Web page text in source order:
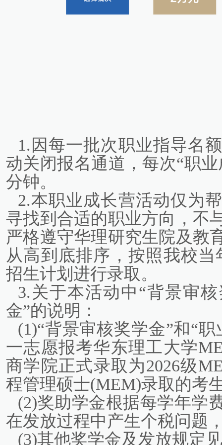
1.因每一批次职业指导名
动关闭报名通道，每次“职
分钟。
2.本职业成长营活动仅为
寻找到合适的职业方向，不
严格遵守华理研究生院及教
从高到底排序，按照我校
招生计划进行录取。
3.关于本活动中“背景审
金”的说明：
(1)“背景审核奖学金”和“
一志愿报考华东理工大学
商学院正式录取为2026级
程管理硕士(MEM)录取的考
(2)奖助学金根据每学年学
在发放过程中产生个税问题
(3)其他奖学金及发放规定